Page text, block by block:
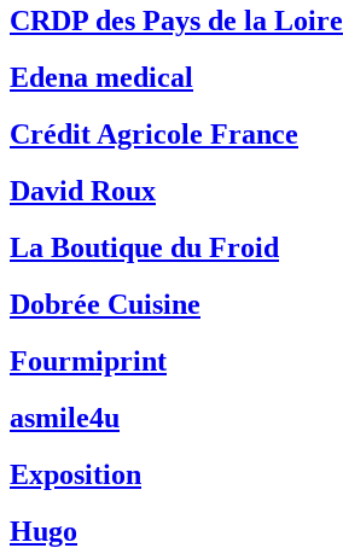
CRDP des Pays de la Loire
Edena medical
Crédit Agricole France
David Roux
La Boutique du Froid
Dobrée Cuisine
Fourmiprint
asmile4u
Exposition
Hugo